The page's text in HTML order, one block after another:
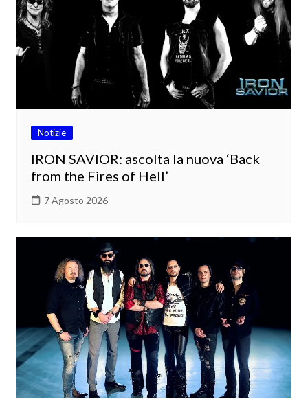
Notizie
IRON SAVIOR: ascolta la nuova ‘Back
from the Fires of Hell’
7 Agosto 2026